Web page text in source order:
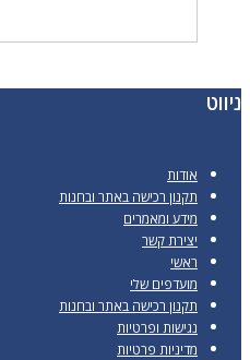
ניווט
אודות
תקנון רכישה באתר ובחנות
מידע ומאמרים
יצירת קשר
ראשי
מועדפים שלי
תקנון רכישה באתר ובחנות
נגישות ופרטיות
מדיניות פרטיות